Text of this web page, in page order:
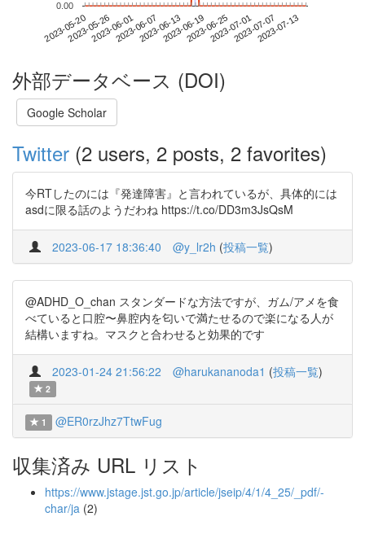
2023-05-202023-05-262023-06-012023-06-072023-06-132023-06-192023-06-252023-07-012023-07-072023-07-13
0.00
外部データベース (DOI)
Google Scholar
Twitter (2 users, 2 posts, 2 favorites)
今RTしたのには『発達障害』と言われているが、具体的には
asdに限る話のようだわね https://t.co/DD3m3JsQsM
2023-06-17 18:36:40 @y_lr2h (投稿一覧)
@ADHD_O_chan スタンダードな方法ですが、ガム/アメを食
べていると口腔〜鼻腔内を匂いで満たせるので楽になる人が
結構いますね。マスクと合わせると効果的です
2023-01-24 21:56:22 @harukananoda1 (投稿一覧)
2
1 @ER0rzJhz7TtwFug
収集済み URL リスト
https://www.jstage.jst.go.jp/article/jseip/4/1/4_25/_pdf/-
char/ja (2)